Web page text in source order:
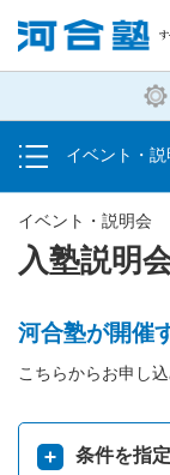
塾生の方
イベント・
入塾説明会
体験授業
入塾説明
イベント・説明会
河合塾が開催
こちらからお申し
条件を指